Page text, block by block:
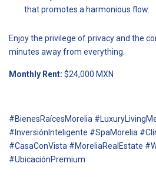
that promotes a harmonious flow.
Enjoy the privilege of privacy and the
minutes away from everything.
Monthly Rent: $24,000 MXN
#BienesRaícesMorelia
#InversiónInteligente #SpaMorelia
#CasaConVista #MoreliaRealEstate
#UbicaciónPremium